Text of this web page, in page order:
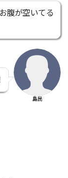
腹が空いてる
島民